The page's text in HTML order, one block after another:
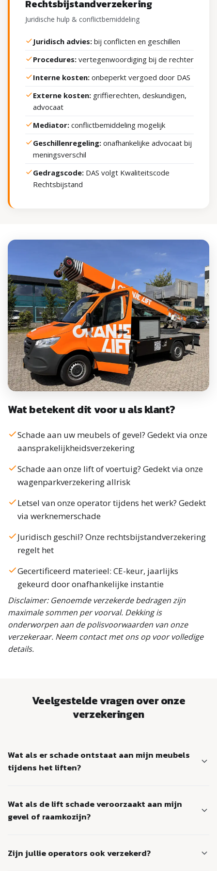
Rechtsbijstandverzekering
Juridische hulp & conflictbemiddeling
Juridisch advies: bij conflicten en geschillen
Procedures: vertegenwoordiging bij de rechter
Interne kosten: onbeperkt vergoed door DAS
Externe kosten: griffierechten, deskundigen,
advocaat
Mediator: conflictbemiddeling mogelijk
Geschillenregeling: onafhankelijke advocaat bij
meningsverschil
Gedragscode: DAS volgt Kwaliteitscode
Rechtsbijstand
Wat betekent dit voor u als klant?
Schade aan uw meubels of gevel? Gedekt via onze
aansprakelijkheidsverzekering
Schade aan onze lift of voertuig? Gedekt via onze
wagenparkverzekering allrisk
Letsel van onze operator tijdens het werk? Gedekt
via werknemerschade
Juridisch geschil? Onze rechtsbijstandverzekering
regelt het
Gecertificeerd materieel: CE-keur, jaarlijks
gekeurd door onafhankelijke instantie
Disclaimer: Genoemde verzekerde bedragen zijn
maximale sommen per voorval. Dekking is
onderworpen aan de polisvoorwaarden van onze
verzekeraar. Neem contact met ons op voor volledige
details.
Veelgestelde vragen over onze
verzekeringen
Wat als er schade ontstaat aan mijn meubels
tijdens het liften?
Nederlanden dekt schade aan zaken van derden. Meld de
schade bij onze operator ter plekke, dan regelen wij de
Wat als de lift schade veroorzaakt aan mijn
gevel of raamkozijn?
bedrijfsaansprakelijkheidsverzekering. Wij zijn verzekerd
Zijn jullie operators ook verzekerd?